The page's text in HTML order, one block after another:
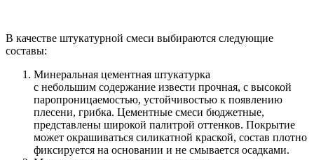
В качестве штукатурной смеси выбираются следующие
составы:
Минеральная цементная штукатурка
с небольшим содержание извести прочная, с высокой
паропроницаемостью, устойчивостью к появлению
плесени, грибка. Цементные смеси бюджетные,
представлены широкой палитрой оттенков. Покрытие
может окрашиваться силикатной краской, состав плотно
фиксируется на основании и не смывается осадками.